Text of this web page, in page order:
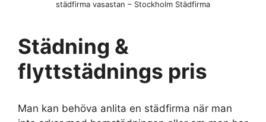
städfirma vasastan – Stockholm Städfirma
Städning &
flyttstädnings pris
Man kan behöva anlita en städfirma när man